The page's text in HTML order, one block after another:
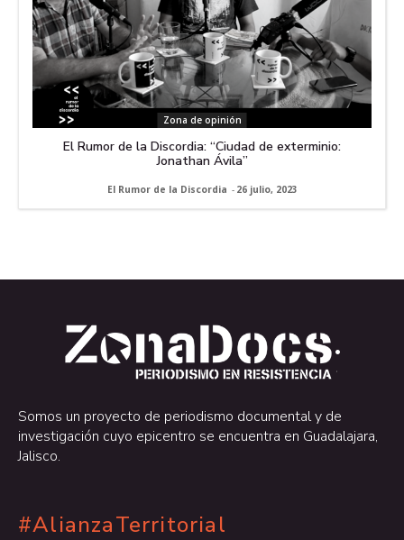
Zona de opinión
El Rumor de la Discordia: “Ciudad de exterminio:
Jonathan Ávila”
El Rumor de la Discordia - 26 julio, 2023
.
.
Somos un proyecto de periodismo documental y de
investigación cuyo epicentro se encuentra en Guadalajara,
Jalisco.
#AlianzaTerritorial